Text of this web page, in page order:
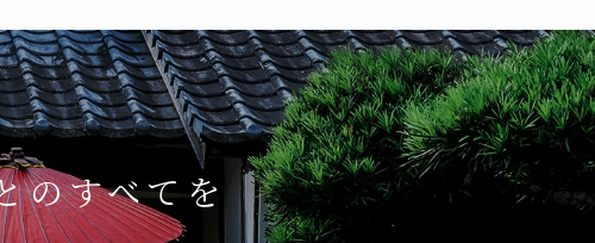
のすべてを